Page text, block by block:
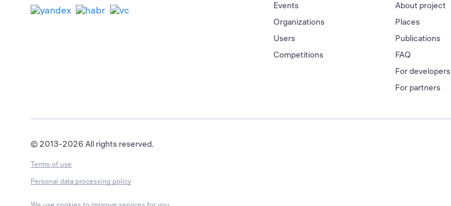
Events
Organizations
Users
Competitions
About project
Places
Publications
FAQ
For developers
For partners
© 2013-2026 All rights reserved.
Terms of use
Personal data processing policy